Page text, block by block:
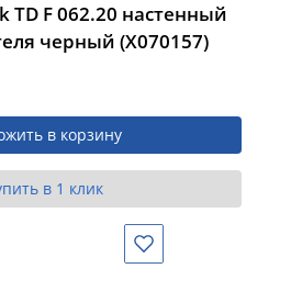
TD F 062.20 настенный
черный (X070157)
в корзину
в 1 клик
Избранное